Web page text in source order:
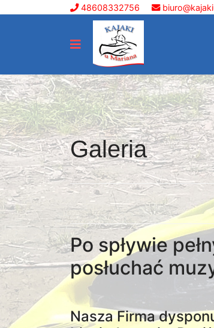
48608332756
Navigation
Galeria
Po spływie
posłuchać
Nasza Firma